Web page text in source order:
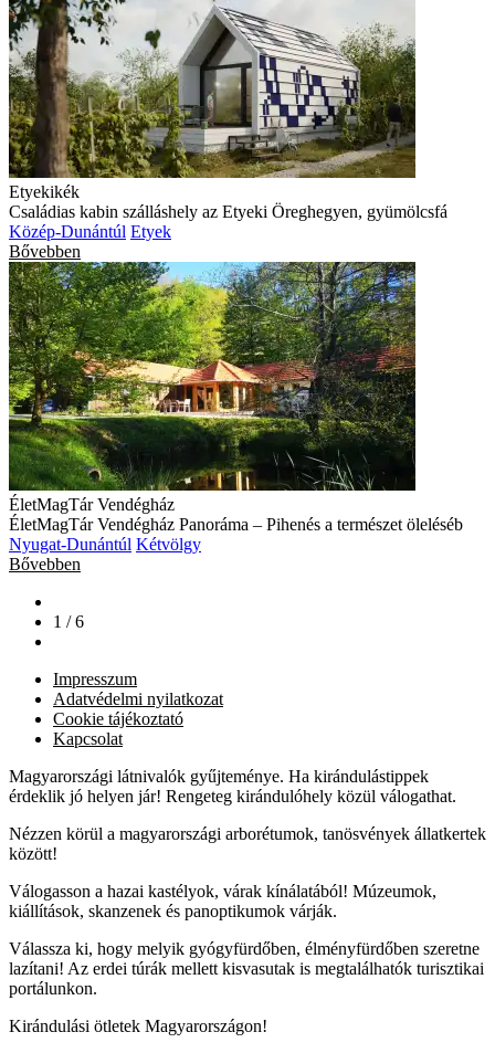
Etyekikék
Családias kabin szálláshely az Etyeki Öreghegyen, gyümölcsfá
Közép-Dunántúl Etyek
Bővebben
ÉletMagTár Vendégház
ÉletMagTár Vendégház Panoráma – Pihenés a természet öleléséb
Nyugat-Dunántúl Kétvölgy
Bővebben
1 / 6
Impresszum
Adatvédelmi nyilatkozat
Cookie tájékoztató
Kapcsolat
Magyarországi látnivalók gyűjteménye. Ha kirándulástippek
érdeklik jó helyen jár! Rengeteg kirándulóhely közül válogathat.
Nézzen körül a magyarországi arborétumok, tanösvények állatkertek
között!
Válogasson a hazai kastélyok, várak kínálatából! Múzeumok,
kiállítások, skanzenek és panoptikumok várják.
Válassza ki, hogy melyik gyógyfürdőben, élményfürdőben szeretne
lazítani! Az erdei túrák mellett kisvasutak is megtalálhatók turisztikai
portálunkon.
Kirándulási ötletek Magyarországon!